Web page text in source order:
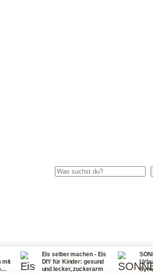
Suchen
Eis selber machen - Eis
DIY für Kinder: gesund
und lecker, zuckerarm
·
Urlaub:
Symptome,